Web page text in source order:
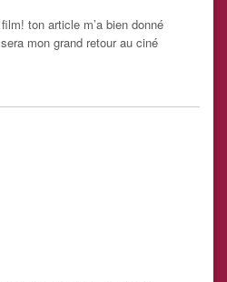
ton article m’a bien donné
mon grand retour au ciné